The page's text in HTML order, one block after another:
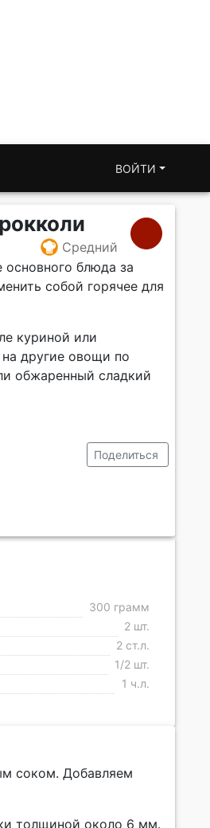
ВОЙТИ
Средний
блюда за
собой горячее для
куриной или
другие овощи по
обжаренный сладкий
Поделиться
300 грамм
2 шт.
2 ст.л.
1/2 шт.
1 ч.л.
соком. Добавляем
толщиной около 6 мм.